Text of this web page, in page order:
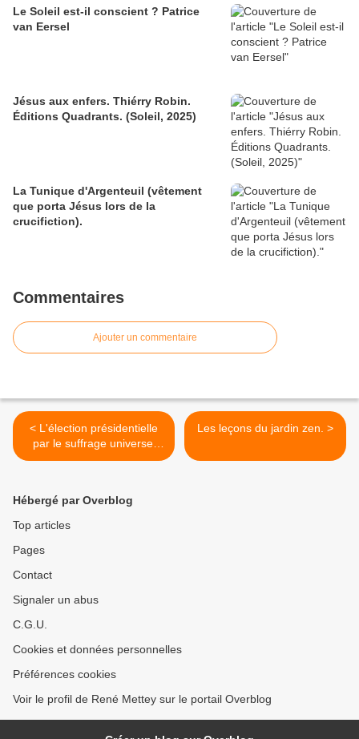
Le Soleil est-il conscient ? Patrice
van Eersel
Jésus aux enfers. Thiérry Robin.
Éditions Quadrants. (Soleil, 2025)
La Tunique d'Argenteuil (vêtement
que porta Jésus lors de la
crucifiction).
Commentaires
Ajouter un commentaire
< L'élection présidentielle
par le suffrage universel
direct est-elle encore
Les leçons du jardin zen. >
Hébergé par Overblog
Top articles
Pages
Contact
Signaler un abus
C.G.U.
Cookies et données personnelles
Préférences cookies
Voir le profil de René Mettey sur le portail Overblog